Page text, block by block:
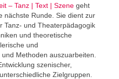
– Tanz | Text | Szene geht
nächste Runde. Sie dient zur
Tanz- und Theaterpädagogik
und theoretische
und
Methoden auszuarbeiten.
szenischer,
Zielgruppen.